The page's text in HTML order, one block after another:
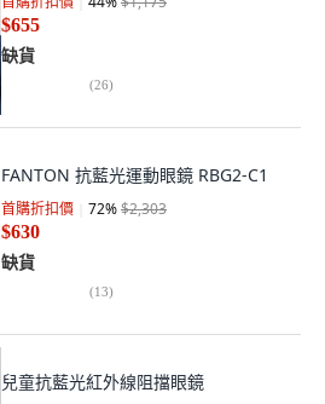
$655
缺貨
(26)
FANTON 抗藍光運動眼鏡 RBG2-C1
首購折扣價 72%$2,303
$630
缺貨
(13)
兒童抗藍光紅外線阻擋眼鏡